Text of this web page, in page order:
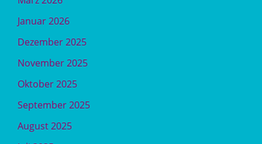
Januar 2026
Dezember 2025
November 2025
Oktober 2025
September 2025
August 2025